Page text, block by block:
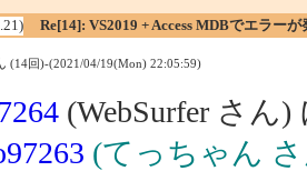
Re[14]: VS2019 + Access MDBでエラーが
(14回)-(2021/04/19(Mon) 22:05:59)
(WebSurfer さん)
(てっちゃん